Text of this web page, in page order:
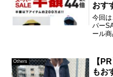
おす
今回
パー
ール
イン
ずエ
リーは
Others
【
もお